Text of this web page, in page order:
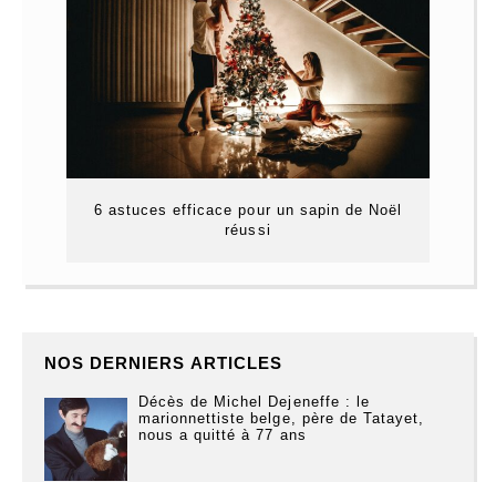
6 astuces efficace pour un sapin de Noël
réussi
NOS DERNIERS ARTICLES
Décès de Michel Dejeneffe : le
marionnettiste belge, père de Tatayet,
nous a quitté à 77 ans